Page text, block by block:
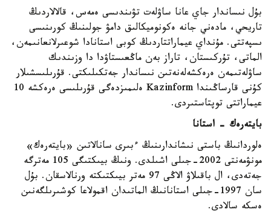
بۇل نىساندار جاي عانا ساۋلەت تۋىندىسى ەمەس، قالالاردىڭ
تاريحي، مادەني جانە ەكونوميكالىق دامۋ جولىنىڭ كورىنىسى
ىسپەتتى. مۇنداي عيماراتتاردىڭ كوبى استانادا شوعىرلانعانىمەن،
الماتى، تۇركىستان، تاراز بەن ماڭعىستاۋدا دا وزىندىك
ساۋلەتىمەن ەرەكشەلەنەتىن نىساندار جەتكىلىكتى. قۇرىلىسشىلار
كۇنى قارساڭىندا Kazinform ەلىمىزدەگى قۇرىلىسى ەرەكشە 10
عيماراتتى توپتاستىردى.
بايتەرەك - استانا
ەلوردانىڭ باستى نىشاندارىنىڭ ءبىرى سانالاتىن «بايتەرەك»
مونۋمەنتى 2002-جىلى اشىلدى. ونىڭ بيىكتىگى 105 مەترگە
جەتەدى، ال باقىلاۋ الاڭى 97 مەتر بيىكتىكتە ورنالاسقان. بۇل
سان 1997-جىلى استانانىڭ الماتىدان اقمولاعا كوشىرىلگەنىن
ەسكە سالادى.